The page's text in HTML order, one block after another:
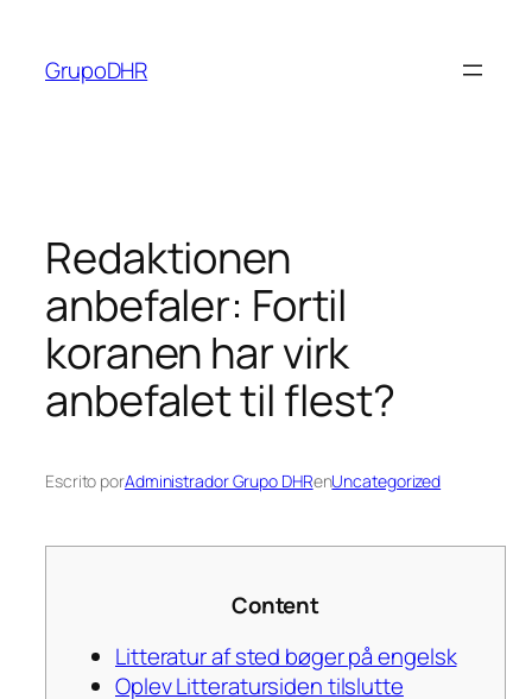
contenido
GrupoDHR
Redaktionen
anbefaler: Fortil
koranen har virk
anbefalet til flest?
Escrito porAdministrador Grupo DHRenUncategorized
Content
Litteratur af sted bøger på engelsk
Oplev Litteratursiden tilslutte